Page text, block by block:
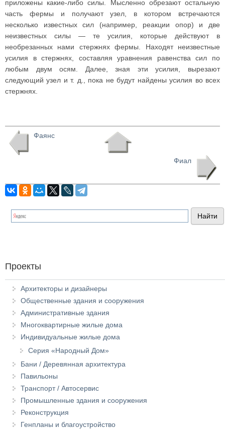
приложены какие-либо силы. Мысленно обрезают остальную
часть фермы и получают узел, в котором встречаются
несколько известных сил (например, реакции опор) и две
неизвестных силы — те усилия, которые действуют в
необрезанных нами стержнях фермы. Находят неизвестные
усилия в стержнях, составляя уравнения равенства сил по
любым двум осям. Далее, зная эти усилия, вырезают
следующий узел и т. д., пока не будут найдены усилия во всех
стержнях.
Фаянс
Фиал
Проекты
Архитекторы и дизайнеры
Общественные здания и сооружения
Административные здания
Многоквартирные жилые дома
Индивидуальные жилые дома
Серия «Народный Дом»
Бани / Деревянная архитектура
Павильоны
Транспорт / Автосервис
Промышленные здания и сооружения
Реконструкция
Генпланы и благоустройство